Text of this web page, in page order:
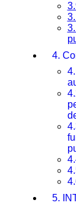
4.
5.